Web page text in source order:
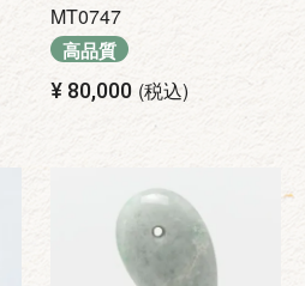
MT0747
高品質
¥ 80,000 税込